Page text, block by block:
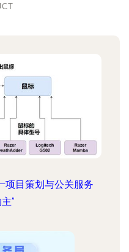
目策划与公关服务
”